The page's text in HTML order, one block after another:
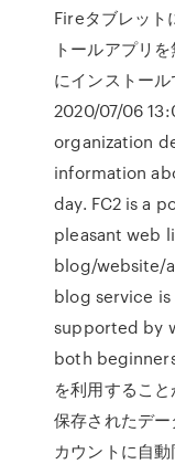
Fireタブレット
トールアプリ
にインストー
2020/07/06
organization
information
day. FC2 is a
pleasant web
blog/website/
blog service
supported by
both
を利用するこ
保存されたデ
カウントに自